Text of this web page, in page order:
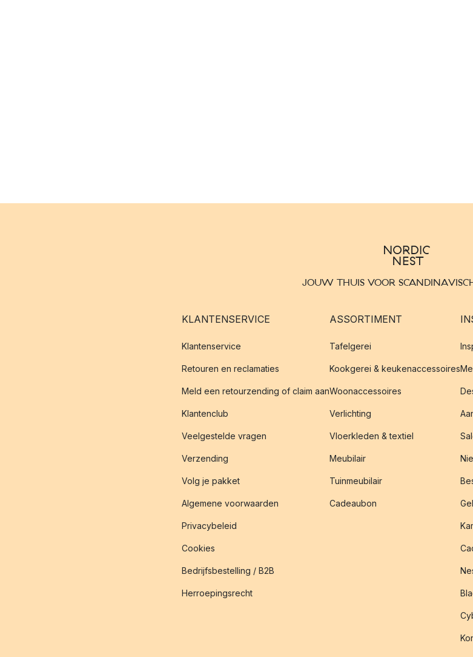
JOUW THUIS VOOR
KLANTENSERVICE
Klantenservice
Retouren en reclamaties
Meld een retourzending of claim aan
Klantenclub
Veelgestelde vragen
Verzending
Volg je pakket
Algemene voorwaarden
Privacybeleid
Cookies
Bedrijfsbestelling / B2B
Herroepingsrecht
ASSORTIMENT
Tafelgerei
Kookgerei & keukenaccessoires
Woonaccessoires
Verlichting
Vloerkleden & textiel
Meubilair
Tuinmeubilair
Cadeaubon